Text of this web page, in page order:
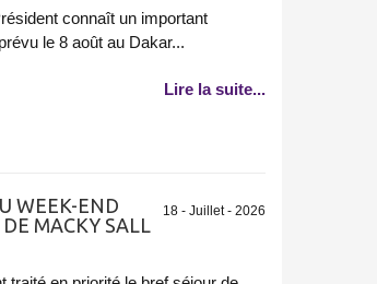
connaît un important
le 8 août au Dakar...
Lire la suite...
18 - Juillet - 2026
WEEK-END
MACKY SALL